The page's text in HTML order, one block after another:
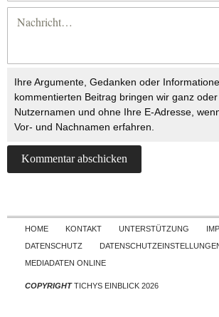
Ihre Argumente, Gedanken oder
kommentierten Beitrag bringen wir ganz
Nutzernamen und ohne Ihre E-Adresse,
Vor- und Nachnamen erfahren.
Skip to
HOME KONTAKT UNTERSTÜTZUNG
DATENSCHUTZ
MEDIADATEN ONLINE
COPYRIGHTTICHYS EINBLICK 2026